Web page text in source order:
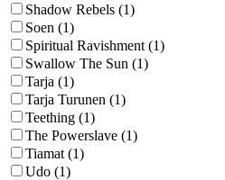
Shadow Rebels (1)
Soen (1)
Spiritual Ravishment (1)
Swallow The Sun (1)
Tarja (1)
Tarja Turunen (1)
Teething (1)
The Powerslave (1)
Tiamat (1)
Udo (1)